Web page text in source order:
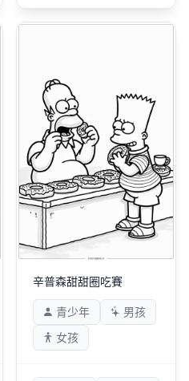
辛普森甜甜圈吃賽
青少年
男孩
女孩